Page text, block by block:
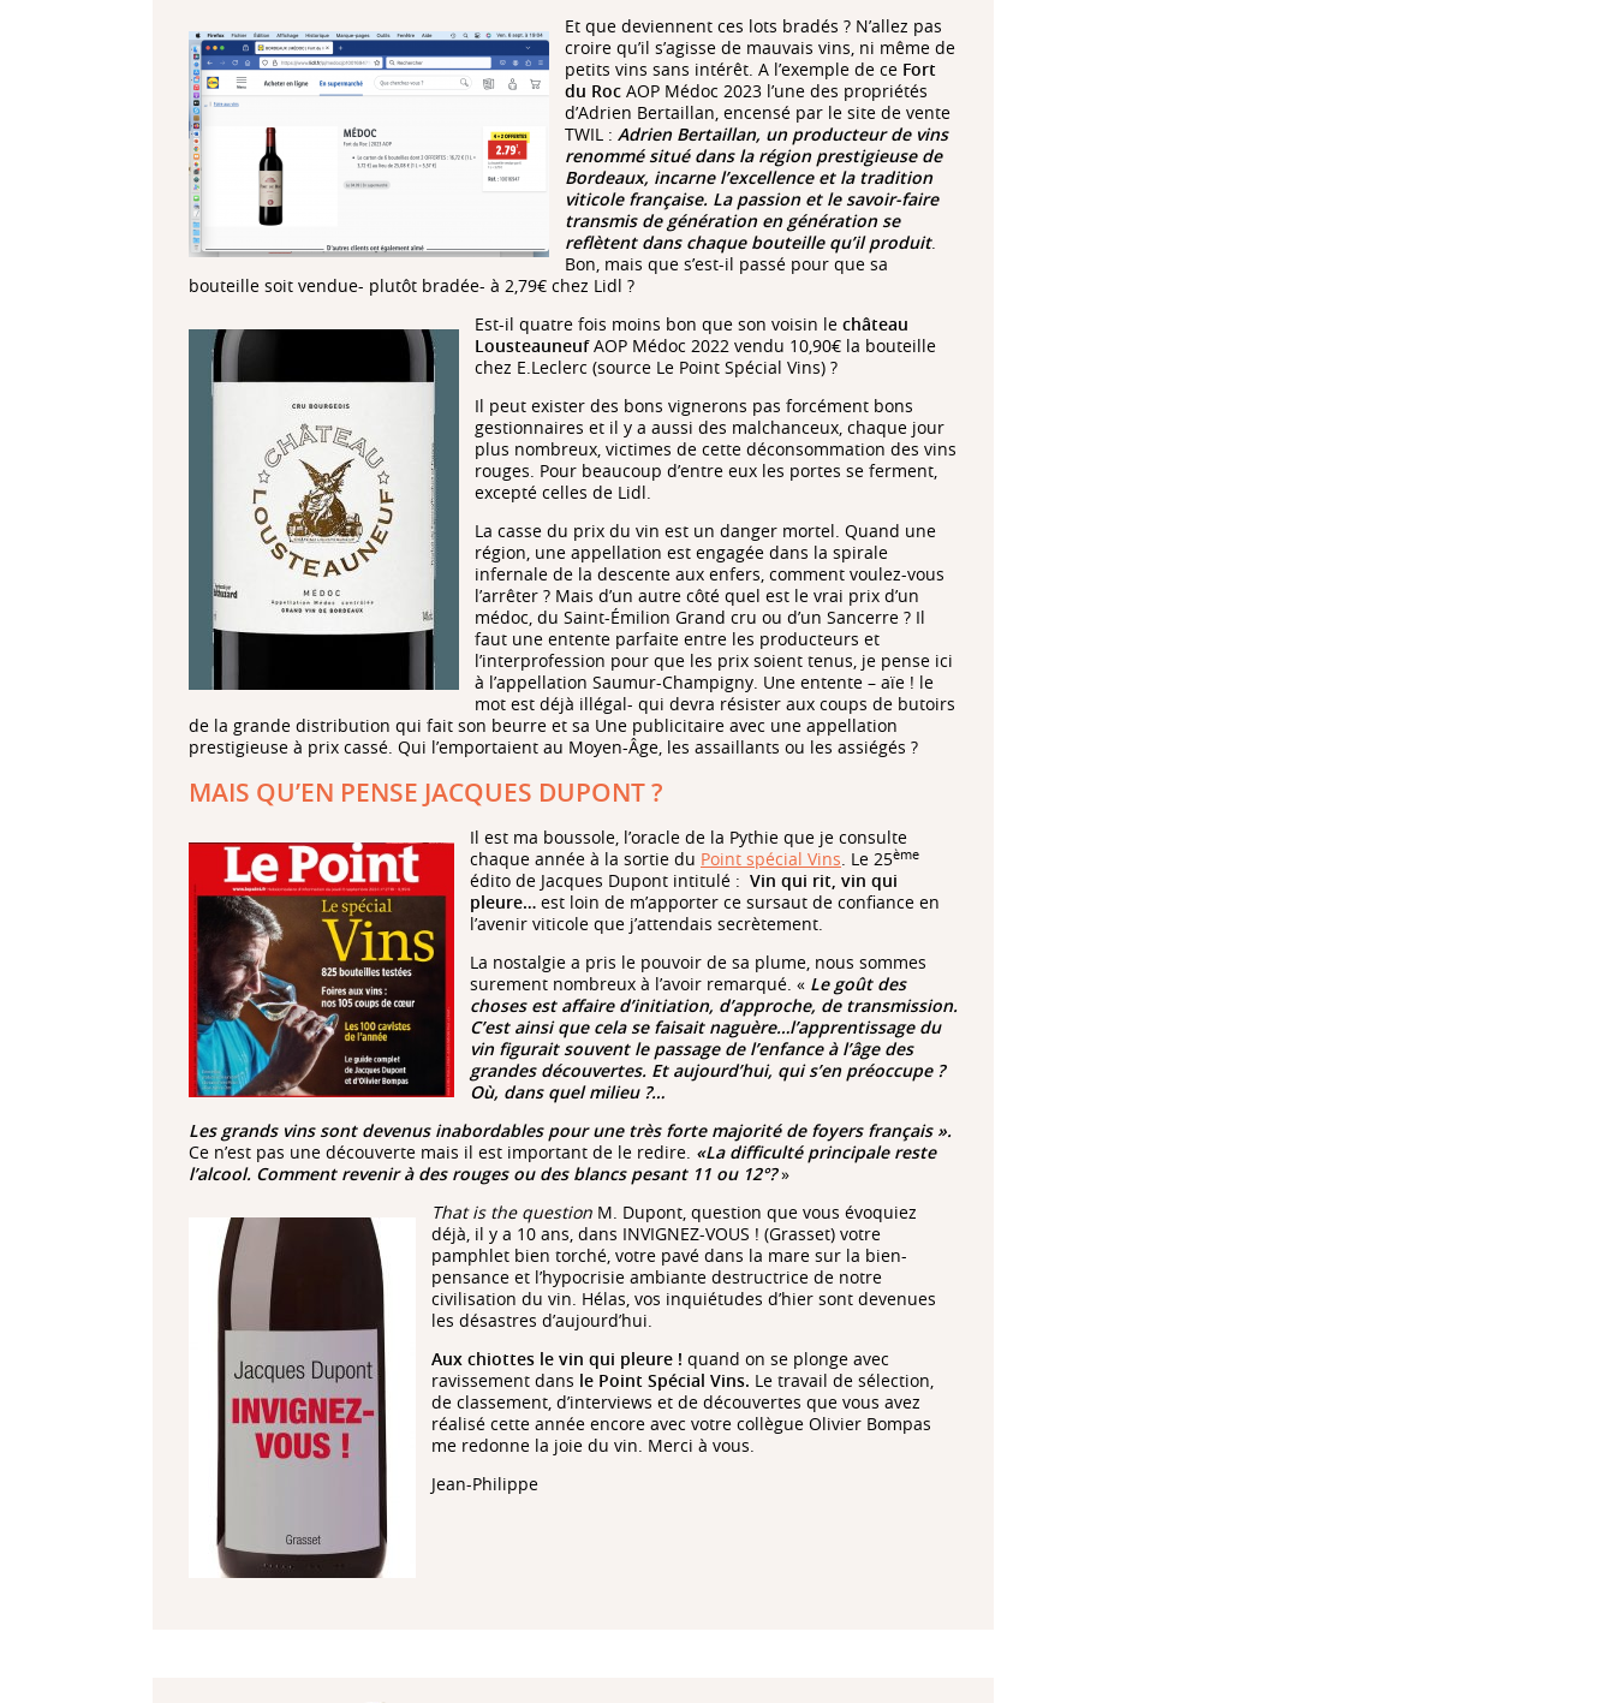
Et que deviennent ces lots bradés ? N’allez pas
croire qu’il s’agisse de mauvais vins, ni même de
petits vins sans intérêt. A l’exemple de ce Fort
du Roc AOP Médoc 2023 l’une des propriétés
d’Adrien Bertaillan, encensé par le site de vente
TWIL : Adrien Bertaillan, un producteur de vins
renommé situé dans la région prestigieuse de
Bordeaux, incarne l’excellence et la tradition
viticole française. La passion et le savoir-faire
transmis de génération en génération se
reflètent dans chaque bouteille qu’il produit.
Bon, mais que s’est-il passé pour que sa
bouteille soit vendue- plutôt bradée- à 2,79€ chez Lidl ?
Est-il quatre fois moins bon que son voisin le château
LousteauneufAOP Médoc 2022 vendu 10,90€ la bouteille
chez E.Leclerc (source Le Point Spécial Vins) ?
Il peut exister des bons vignerons pas forcément bons
gestionnaires et il y a aussi des malchanceux, chaque jour
plus nombreux, victimes de cette déconsommation des vins
rouges. Pour beaucoup d’entre eux les portes se ferment,
excepté celles de Lidl.
La casse du prix du vin est un danger mortel. Quand une
région, une appellation est engagée dans la spirale
infernale de la descente aux enfers, comment voulez-vous
l’arrêter ? Mais d’un autre côté quel est le vrai prix d’un
médoc, du Saint-Émilion Grand cru ou d’un Sancerre ? Il
faut une entente parfaite entre les producteurs et
l’interprofession pour que les prix soient tenus, je pense ici
à l’appellation Saumur-Champigny. Une entente – aïe ! le
mot est déjà illégal- qui devra résister aux coups de butoirs
de la grande distribution qui fait son beurre et sa Une publicitaire avec une appellation
prestigieuse à prix cassé. Qui l’emportaient au Moyen-Âge, les assaillants ou les assiégés ?
MAIS QU’EN PENSE JACQUES DUPONT ?
Il est ma boussole, l’oracle de la Pythie que je consulte
chaque année à la sortie du Point spécial Vins. Le 25ème
édito de Jacques Dupont intitulé : Vin qui rit, vin qui
pleure… est loin de m’apporter ce sursaut de confiance en
l’avenir viticole que j’attendais secrètement.
La nostalgie a pris le pouvoir de sa plume, nous sommes
surement nombreux à l’avoir remarqué. « Le goût des
choses est affaire d’initiation, d’approche, de transmission.
C’est ainsi que cela se faisait naguère…l’apprentissage du
vin figurait souvent le passage de l’enfance à l’âge des
grandes découvertes. Et aujourd’hui, qui s’en préoccupe ?
Où, dans quel milieu ?…
Les grands vins sont devenus inabordables pour une très forte majorité de foyers français ».
Ce n’est pas une découverte mais il est important de le redire. «La difficulté principale reste
l’alcool. Comment revenir à des rouges ou des blancs pesant 11 ou 12°?»
That is the question M. Dupont, question que vous évoquiez
déjà, il y a 10 ans, dans INVIGNEZ-VOUS ! (Grasset) votre
pamphlet bien torché, votre pavé dans la mare sur la bien-
pensance et l’hypocrisie ambiante destructrice de notre
civilisation du vin. Hélas, vos inquiétudes d’hier sont devenues
les désastres d’aujourd’hui.
Aux chiottes le vin qui pleure ! quand on se plonge avec
ravissement dans le Point Spécial Vins. Le travail de sélection,
de classement, d’interviews et de découvertes que vous avez
réalisé cette année encore avec votre collègue Olivier Bompas
me redonne la joie du vin. Merci à vous.
Jean-Philippe